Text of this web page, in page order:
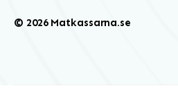
© 2026 Matkassarna.se